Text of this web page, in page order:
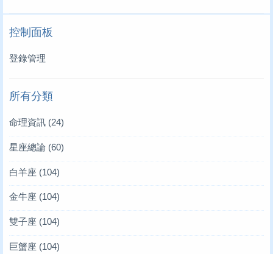
控制面板
登錄管理
所有分類
命理資訊 (24)
星座總論 (60)
白羊座 (104)
金牛座 (104)
雙子座 (104)
巨蟹座 (104)